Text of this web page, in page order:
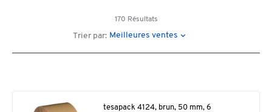
170 Résultats
Trier par: Meilleures ventes
tesapack 4124, brun, 50 mm, 6